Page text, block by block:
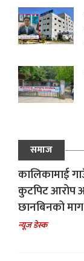
समाज
कालिकामाई
कुटपिट आरोप
छानबिनको माग
न्यूज डेस्क